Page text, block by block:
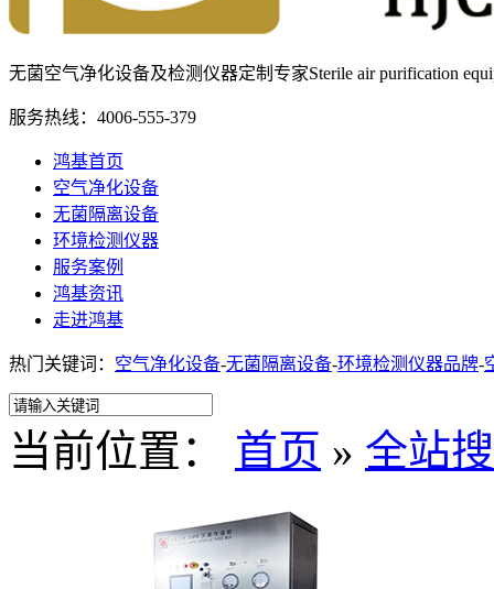
无菌空气净化设备及检测仪器定制专家Sterile air purification
服务热线： 4006-555-379
鸿基首页
空气净化设备
无菌隔离设备
环境检测仪器
服务案例
鸿基资讯
走进鸿基
热门关键词： 空气净化设备-无菌隔离设备-环境检测仪器品牌-
当前位置： 首页 » 全站